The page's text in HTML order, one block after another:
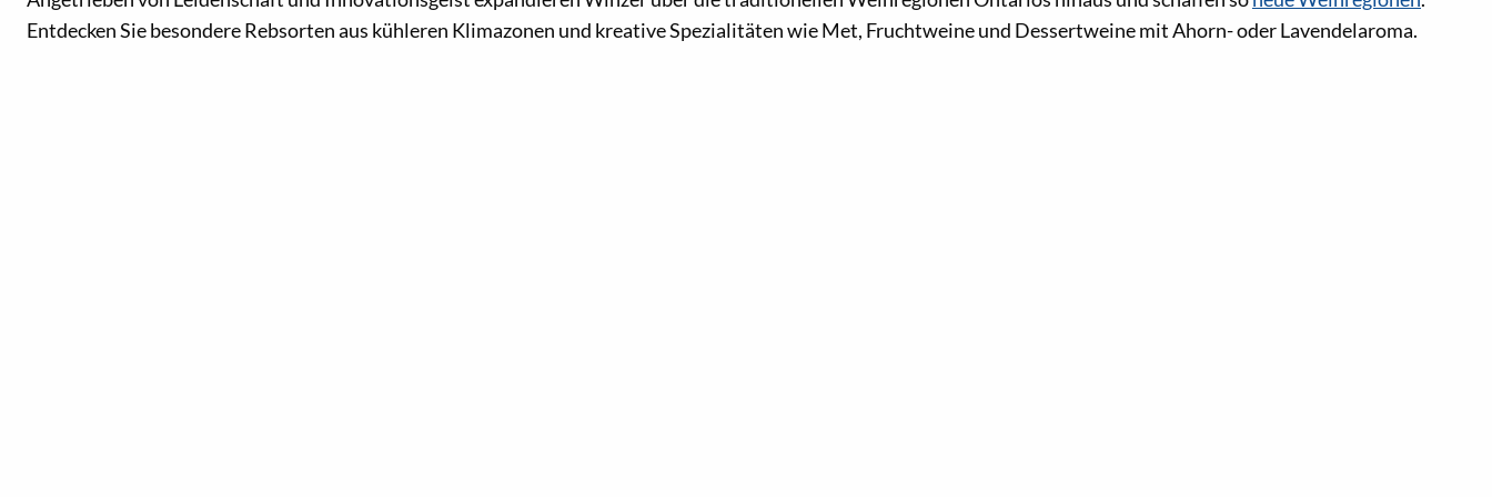
Entdecken Sie besondere Rebsorten aus kühleren Klimazonen und kreative Spezialitäten wie Met, Fruchtweine und Dessertweine mit Ahorn- oder Lavendelaroma.